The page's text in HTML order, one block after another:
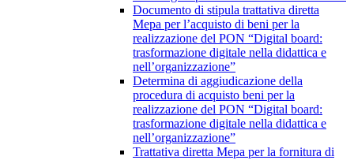
Documento di stipula trattativa diretta
Mepa per l’acquisto di beni per la
realizzazione del PON “Digital board:
trasformazione digitale nella didattica e
nell’organizzazione”
Determina di aggiudicazione della
procedura di acquisto beni per la
realizzazione del PON “Digital board:
trasformazione digitale nella didattica e
nell’organizzazione”
Trattativa diretta Mepa per la fornitura di